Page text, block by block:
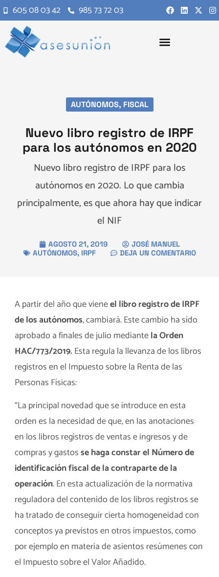
605 08 03 42 985 73 72 03
AUTÓNOMOS, FISCAL
Nuevo libro registro de IRPF
para los autónomos en 2020
Nuevo libro registro de IRPF para los
autónomos en 2020. Lo que cambia
principalmente, es que ahora hay que indicar
el NIF
AGOSTO 21, 2019
JOSÉ MANUEL
AUTÓNOMOS, IRPF DEJA UN COMENTARIO
A partir del año que vieneel libro registro de IRPF
de los autónomos, cambiará. Este cambio ha sido
aprobado a finales de julio mediantelaOrden
HAC/773/2019. Esta regula la llevanza de los libros
registros en el Impuesto sobre la Renta de las
Personas Físicas:
“La principal novedad que se introduce en esta
orden es la necesidad de que, en las anotaciones
en los libros registros de ventas e ingresos y de
compras y gastosse haga constar el Número de
identificación fiscal de la contraparte de la
operación. En esta actualización de la normativa
reguladora del contenido de los libros registros se
ha tratado de conseguir cierta homogeneidad con
conceptos ya previstos en otros impuestos, como
por ejemplo en materia de asientos resúmenes con
el Impuesto sobre el Valor Añadido.